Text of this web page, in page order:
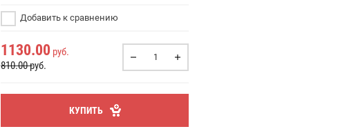
Добавить к сравнению
1130.00 руб.
810.00руб.
КУПИТЬ